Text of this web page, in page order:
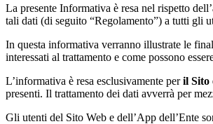
La presente Informativa è resa nel rispetto
tali dati (di seguito “Regolamento”) a tutti gli
In questa informativa verranno illustrate le
interessati al trattamento e come possono
L’informativa è resa esclusivamente peril Sito
presenti. Il trattamento dei dati avverrà per
Gli utenti del Sito Web e dell’App dell’Ente